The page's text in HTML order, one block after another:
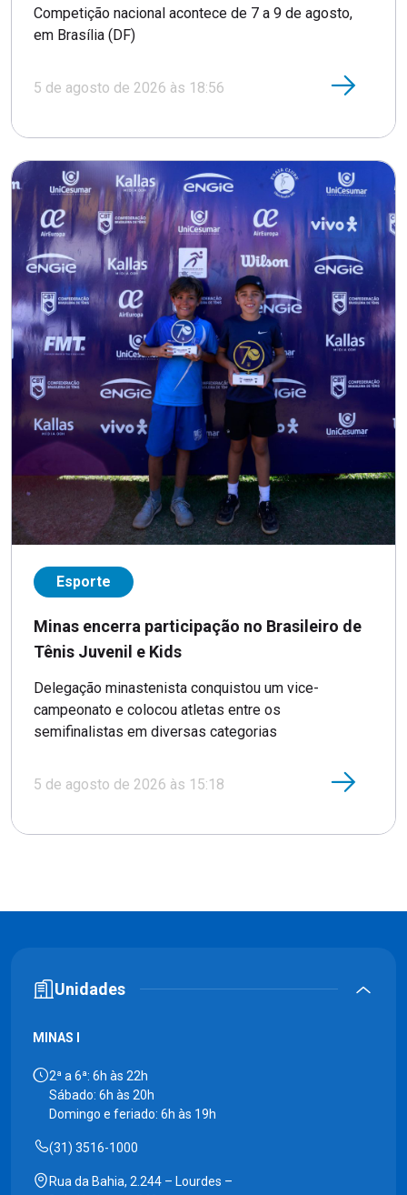
Competição nacional acontece de 7 a 9 de agosto,
em Brasília (DF)
5 de agosto de 2026 às 18:56
Esporte
Minas encerra participação no Brasileiro de
Tênis Juvenil e Kids
Delegação minastenista conquistou um vice-
campeonato e colocou atletas entre os
semifinalistas em diversas categorias
5 de agosto de 2026 às 15:18
Unidades
MINAS I
2ª a 6ª: 6h às 22h
Sábado: 6h às 20h
Domingo e feriado: 6h às 19h
(31) 3516-1000
Rua da Bahia, 2.244 – Lourdes –